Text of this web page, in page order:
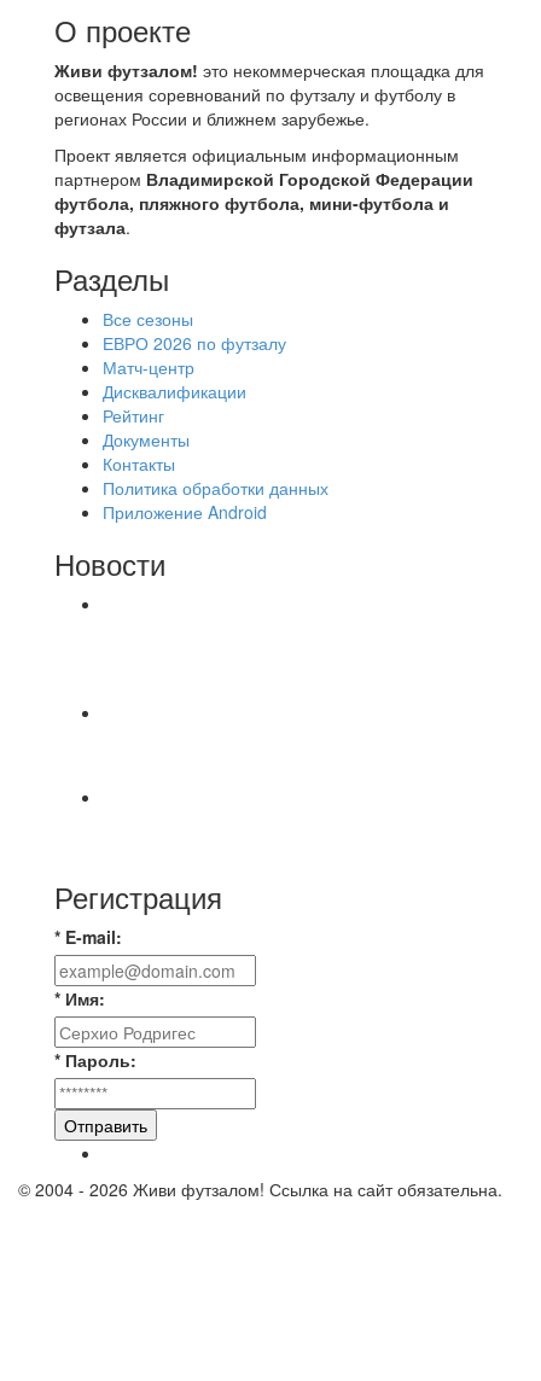
О проекте
Живи футзалом! это некоммерческая площадка для
освещения соревнований по футзалу и футболу в
регионах России и ближнем зарубежье.
Проект является официальным информационным
партнером Владимирской Городской Федерации
футбола, пляжного футбола, мини-футбола и
футзала.
Разделы
Все сезоны
ЕВРО 2026 по футзалу
Матч-центр
Дисквалификации
Рейтинг
Документы
Контакты
Политика обработки данных
Приложение Android
Новости
Регистрация
* E-mail:
* Имя:
* Пароль:
Отправить
© 2004 - 2026 Живи футзалом! Ссылка на сайт обязательна.